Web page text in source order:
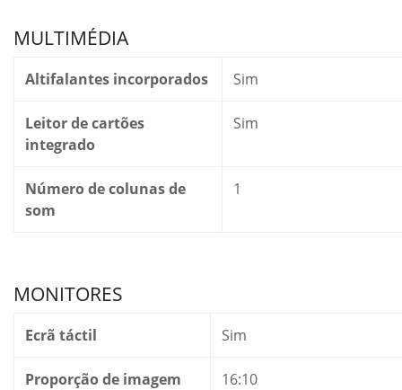
MULTIMÉDIA
Altifalantes incorporados Sim
Leitor de cartões
integrado
Sim
Número de colunas de
som
1
MONITORES
Ecrã táctil Sim
Proporção de imagem
16:10